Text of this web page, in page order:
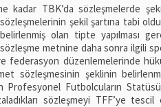
kadar TBK’da sözleşmelerde
şekil şartına tabi
belirlenmiş olan tipte yapılması
metnine daha sonra ilgili
federasyon düzenlemelerinde
sözleşmesinin şeklinin
Profesyonel Futbolcuların
sözleşmeyi TFF’ye